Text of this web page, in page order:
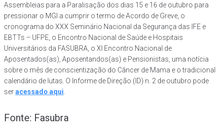
Assembleias para a Paralisação dos dias 15 e 16 de outubro para
pressionar o MGI a cumprir o termo de Acordo de Greve, o
cronograma do XXX Seminário Nacional da Segurança das IFE e
EBTTs – UFPE, o Encontro Nacional de Saúde e Hospitais
Universitários da FASUBRA, o XI Encontro Nacional de
Aposentados(as), Aposentandos(as) e Pensionistas, uma notícia
sobre o mês de conscientização do Câncer de Mama e o tradicional
calendário de lutas. O Informe de Direção (ID) n. 2 de outubro pode
seracessado aqui
Fonte: Fasubra